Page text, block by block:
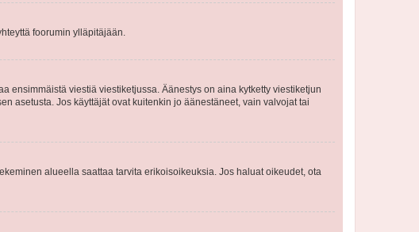
foorumin ylläpitäjään.
ensimmäistä viestiä viestiketjussa. Äänestys on aina kytketty viestiketjun
asetusta. Jos käyttäjät ovat kuitenkin jo äänestäneet, vain valvojat tai
alueella saattaa tarvita erikoisoikeuksia. Jos haluat oikeudet, ota